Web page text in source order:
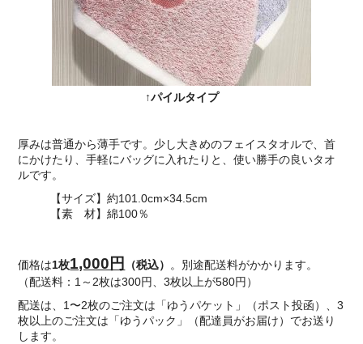
↑パイルタイプ
厚みは普通から薄手です。少し大きめのフェイスタオルで、首
にかけたり、手軽にバッグに入れたりと、使い勝手の良いタオ
ルです。
【サイズ】約101.0cm×34.5cm
【素 材】綿100％
価格は1枚1,000円 （税込） 。別途配送料がかかります。
（配送料：1～2枚は300円、3枚以上が580円）
配送は、1〜2枚のご注文は「ゆうパケット」（ポスト投函）、3
枚以上のご注文は「ゆうパック」（配達員がお届け）でお送り
します。